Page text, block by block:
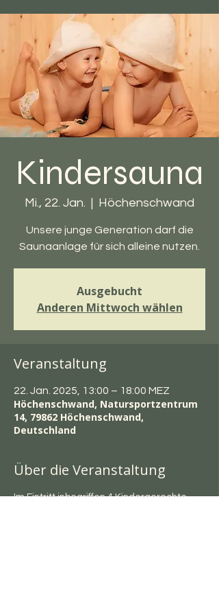
Kindersauna
Mi., 22. Jan.
  |
Höchenschwand
Unsere junge Generation darf die
Saunaanlage für sich alleine nutzen.
Ausgebucht
Anderen Mittwoch wählen
Veranstaltung
22. Jan. 2025, 13:00 – 18:00 MEZ
Höchenschwand, Natursportzentrum
14, 79862 Höchenschwand,
Deutschland
Über die Veranstaltung
Im Eintritt inbegriffen 4 Kindergerechte